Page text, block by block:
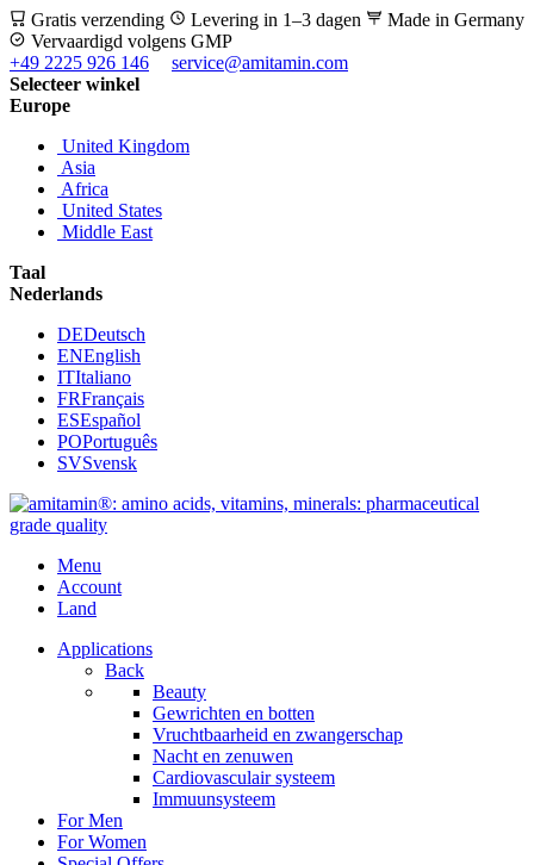
Gratis verzending Levering in 1–3 dagen
Made in Germany
Vervaardigd volgens GMP
+49 2225 926 146
service@amitamin.com
Selecteer winkel
Europe
United Kingdom
Asia
Africa
United States
Middle East
Taal
Nederlands
DEDeutsch
ENEnglish
ITItaliano
FRFrançais
ESEspañol
POPortuguês
SVSvensk
Menu
Account
Land
Applications
Back
Beauty
Gewrichten en botten
Vruchtbaarheid en zwangerschap
Nacht en zenuwen
Cardiovasculair systeem
Immuunsysteem
For Men
For Women